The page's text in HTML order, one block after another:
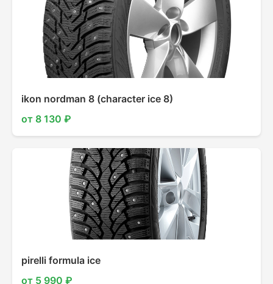
ikon nordman 8 (character ice 8)
от 8 130 ₽
pirelli formula ice
от 5 990 ₽